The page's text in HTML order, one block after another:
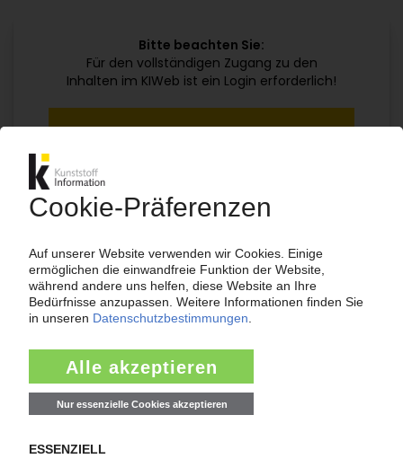
Bitte beachten Sie:
Für den vollständigen Zugang zu den
Inhalten im KIWeb ist ein Login erforderlich!
Ihr KI Zugang
ab99€/Monat
Jetzt kostenlos testen
Bereits KI-Abonnent? Jetzt
anmelden!